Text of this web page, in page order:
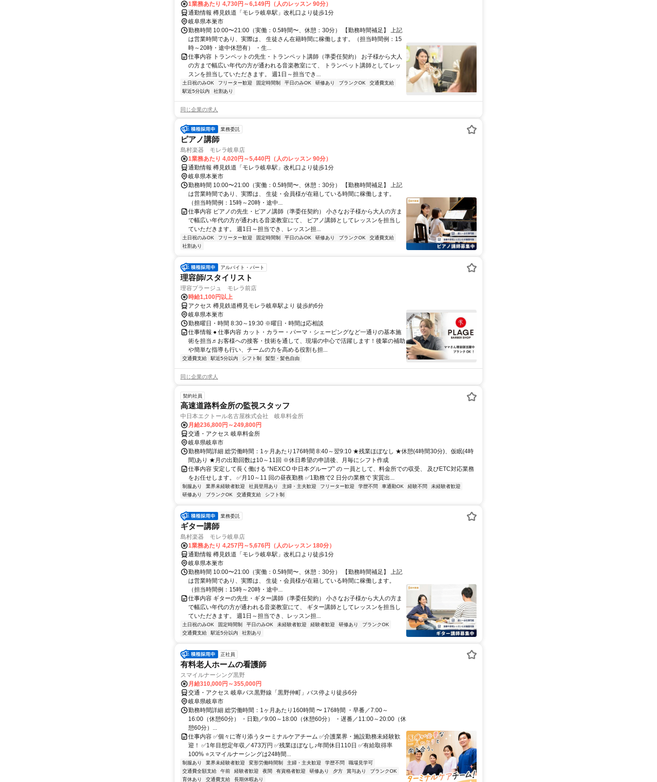
1業務あたり 4,730円～6,149円（人のレッスン 90分）
通勤情報 樽見鉄道「モレラ岐阜駅」改札口より徒歩1分
岐阜県本巣市
勤務時間 10:00〜21:00（実働：0.5時間〜、休憩：30分） 【勤務時間補足】 上記
は営業時間であり、実際は、 生徒さん在籍時間に稼働します。（担当時間例：15
時～20時・途中休憩有） ・生...
仕事内容 トランペットの先生・トランペット講師（準委任契約） お子様から大人
の方まで幅広い年代の方が通われる音楽教室にて、 トランペット講師としてレッ
スンを担当していただきます。 週1日～担当でき...
土日祝のみOK フリーター歓迎 固定時間制 平日のみOK 研修あり ブランクOK
交通費支給
駅近5分以内
社割あり
同じ企業の求人
業務委託
ピアノ講師
島村楽器 モレラ岐阜店
1業務あたり 4,020円～5,440円（人のレッスン 90分）
通勤情報 樽見鉄道「モレラ岐阜駅」改札口より徒歩1分
岐阜県本巣市
勤務時間 10:00〜21:00（実働：0.5時間〜、休憩：30分） 【勤務時間補足】 上記
は営業時間であり、実際は、 生徒・会員様が在籍している時間に稼働します。
（担当時間例：15時～20時・途中...
仕事内容 ピアノの先生・ピアノ講師（準委任契約） 小さなお子様から大人の方ま
で幅広い年代の方が通われる音楽教室にて、 ピアノ講師としてレッスンを担当し
ていただきます。 週1日～担当でき、レッスン担...
土日祝のみOK フリーター歓迎 固定時間制 平日のみOK 研修あり ブランクOK
交通費支給
社割あり
アルバイト・パート
理容師/スタイリスト
理容プラージュ モレラ前店
時給1,100円以上
アクセス 樽見鉄道樽見モレラ岐阜駅より 徒歩約6分
岐阜県本巣市
勤務曜日・時間 8:30～19:30 ※曜日・時間は応相談
仕事情報 ● 仕事内容 カット・カラー・パーマ・シェービングなど一通りの基本施
術を担当♬お客様への接客・技術を通して、現場の中心で活躍します！後輩の補助
や簡単な指導も行い、チームの力を高める役割も担...
交通費支給 駅近5分以内 シフト制 髪型・髪色自由
同じ企業の求人
契約社員
高速道路料金所の監視スタッフ
中日本エクトール名古屋株式会社 岐阜料金所
月給236,800円～249,800円
交通・アクセス 岐阜料金所
岐阜県岐阜市
勤務時間詳細 総労働時間：1ヶ月あたり176時間 8:40～翌9:10 ★残業ほぼなし ★休憩(4時間30分)、仮眠(4時
間)あり ★月の出勤回数は10～11回 ※休日希望の申請後、月毎にシフト作成
仕事内容 安定して⾧く働ける “NEXCO 中日本グループ” の 一員として、料金所での収受、 及びETC対応業務
をお任せします。 ✅月10～11 回の昼夜勤務 ✅1勤務で2 日分の業務で 実質出...
制服あり 業界未経験者歓迎 社員登用あり 主婦・主夫歓迎 フリーター歓迎 学歴不問 車通勤OK 経験不問
未経験者歓迎
研修あり
ブランクOK 交通費支給 シフト制
業務委託
ギター講師
島村楽器 モレラ岐阜店
1業務あたり 4,257円～5,676円（人のレッスン 180分）
通勤情報 樽見鉄道「モレラ岐阜駅」改札口より徒歩1分
岐阜県本巣市
勤務時間 10:00〜21:00（実働：0.5時間〜、休憩：30分） 【勤務時間補足】 上記
は営業時間であり、実際は、 生徒・会員様が在籍している時間に稼働します。
（担当時間例：15時～20時・途中...
仕事内容 ギターの先生・ギター講師（準委任契約） 小さなお子様から大人の方ま
で幅広い年代の方が通われる音楽教室にて、 ギター講師としてレッスンを担当し
ていただきます。 週1日～担当でき、レッスン担...
土日祝のみOK 固定時間制 平日のみOK 未経験者歓迎 経験者歓迎 研修あり
ブランクOK
交通費支給
駅近5分以内 社割あり
正社員
有料老人ホームの看護師
スマイルナーシング黒野
月給310,000円～355,000円
交通・アクセス 岐阜バス黒野線「黒野仲町」バス停より徒歩6分
岐阜県岐阜市
勤務時間詳細 総労働時間：1ヶ月あたり160時間 〜 176時間 ・早番／7:00～
16:00（休憩60分） ・日勤／9:00～18:00（休憩60分） ・遅番／11:00～20:00（休
憩60分）...
仕事内容 ✅個々に寄り添うターミナルケアチーム ✅介護業界・施設勤務未経験歓
迎！ ✅1年目想定年収／473万円 ✅残業ほぼなし♪年間休日110日 ✅有給取得率
100% ⭐スマイルナーシングは24時間...
制服あり 業界未経験者歓迎 変形労働時間制 主婦・主夫歓迎 学歴不問
職場見学可
交通費全額支給
午前 経験者歓迎 夜間 有資格者歓迎 研修あり 夕方 賞与あり
ブランクOK
育休あり
交通費支給 長期休暇あり